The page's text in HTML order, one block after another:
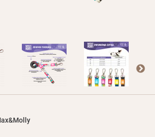
+380 (95) 095-00-05